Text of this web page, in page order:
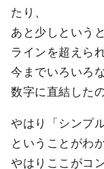
たり、
あと少しという
ラインを超えら
今までいろいろ
数字に直結した
やはり「シンプ
ということがわ
やはりここがコ